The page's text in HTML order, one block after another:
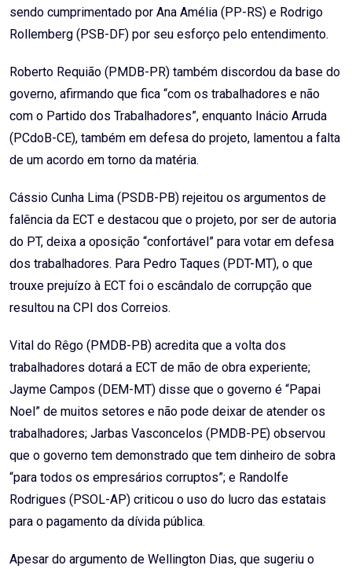
sendo cumprimentado por Ana Amélia (PP-RS) e Rodrigo
Rollemberg (PSB-DF) por seu esforço pelo entendimento.
Roberto Requião (PMDB-PR) também discordou da base do
governo, afirmando que fica “com os trabalhadores e não
com o Partido dos Trabalhadores”, enquanto Inácio Arruda
(PCdoB-CE), também em defesa do projeto, lamentou a falta
de um acordo em torno da matéria.
Cássio Cunha Lima (PSDB-PB) rejeitou os argumentos de
falência da ECT e destacou que o projeto, por ser de autoria
do PT, deixa a oposição “confortável” para votar em defesa
dos trabalhadores. Para Pedro Taques (PDT-MT), o que
trouxe prejuízo à ECT foi o escândalo de corrupção que
resultou na CPI dos Correios.
Vital do Rêgo (PMDB-PB) acredita que a volta dos
trabalhadores dotará a ECT de mão de obra experiente;
Jayme Campos (DEM-MT) disse que o governo é “Papai
Noel” de muitos setores e não pode deixar de atender os
trabalhadores; Jarbas Vasconcelos (PMDB-PE) observou
que o governo tem demonstrado que tem dinheiro de sobra
“para todos os empresários corruptos”; e Randolfe
Rodrigues (PSOL-AP) criticou o uso do lucro das estatais
para o pagamento da dívida pública.
Apesar do argumento de Wellington Dias, que sugeriu o